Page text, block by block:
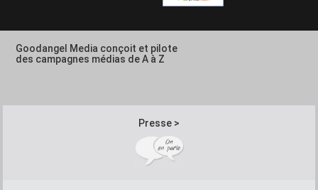
Goodangel Media conçoit et pilote
des campagnes médias de A à Z
Presse >